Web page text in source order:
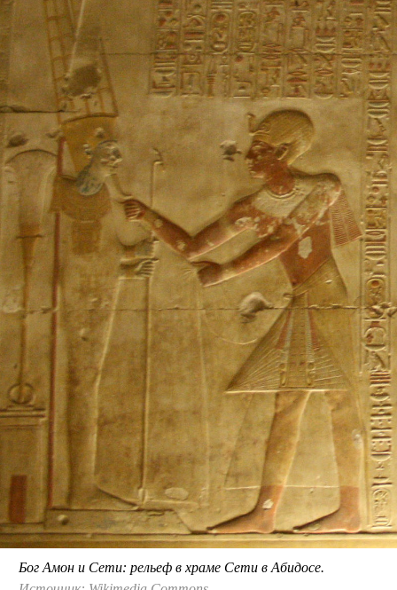
Бог Амон и Сети: рельеф в храме Сети в Абидосе.